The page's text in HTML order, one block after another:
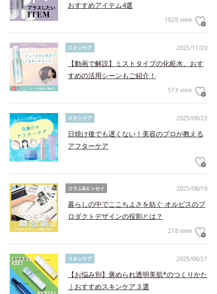
おすすめアイテム4選
1828 view
2025/11/20
スキンケア
【動画で解説】ミストタイプの化粧水、おす
すめの活用シーンもご紹介！
513 view
2025/08/23
スキンケア
日焼け後でも遅くない！美容のプロが教える
アフターケア
2025/08/19
コラム&エッセイ
暮らしの中でここちよさを紡ぐ オルビスのプ
ロダクトデザインの役割とは？
218 view
2025/06/27
スキンケア
【お悩み別】褒められ透明美肌*のつくりかた
｜おすすめスキンケア３選